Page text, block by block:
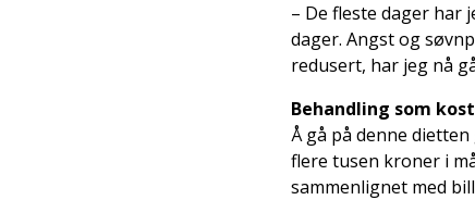
– De fleste dager har
dager. Angst og
redusert, har jeg nå
Behandling som
Å gå på denne
flere tusen kroner i
sammenlignet med